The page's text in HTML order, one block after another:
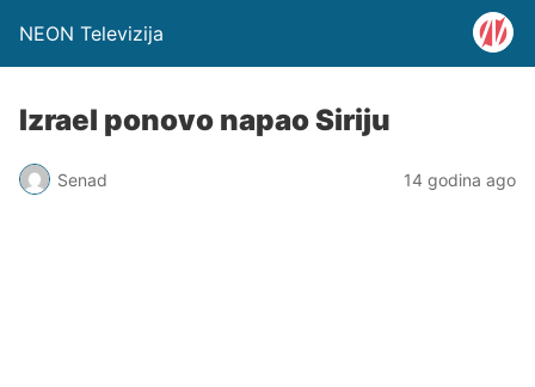
NEON Televizija
Izrael ponovo napao Siriju
Senad 14 godina ago